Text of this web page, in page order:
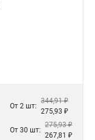
От 2 шт:
344,91 ₽
275,93 ₽
От 30 шт:
275,93 ₽
267,81 ₽